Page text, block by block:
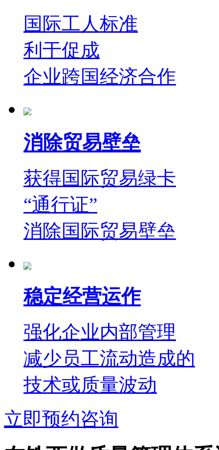
国际工人标准
利于促成
企业跨国经济合作
消除贸易壁垒
获得国际贸易绿卡
“通行证”
消除国际贸易壁垒
稳定经营运作
强化企业内部管理
减少员工流动造成的
技术或质量波动
立即预约咨询